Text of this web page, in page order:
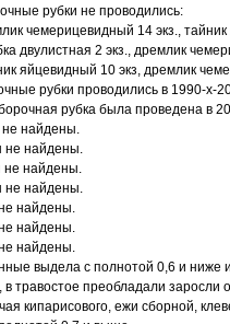
рубки не проводились:
чемерицевидный 14 экз.,
двулистная 2 экз., дремлик
яйцевидный 10 экз, дремлик
рубки проводились в 1990-х-
рубка была проведена в
найдены.
не найдены.
не найдены.
не найдены.
найдены.
найдены.
найдены.
выдела с полнотой 0,6 и
преобладали заросли
кипарисового, ежи сборной,